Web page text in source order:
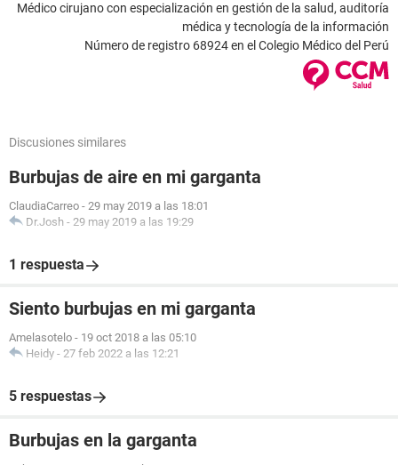
Médico cirujano con especialización en gestión de la salud, auditoría
médica y tecnología de la información
Número de registro 68924 en el Colegio Médico del Perú
Discusiones similares
Burbujas de aire en mi garganta
ClaudiaCarreo - 29 may 2019 a las 18:01
Dr.Josh - 29 may 2019 a las 19:29
1 respuesta
Siento burbujas en mi garganta
Amelasotelo - 19 oct 2018 a las 05:10
Heidy - 27 feb 2022 a las 12:21
5 respuestas
Burbujas en la garganta